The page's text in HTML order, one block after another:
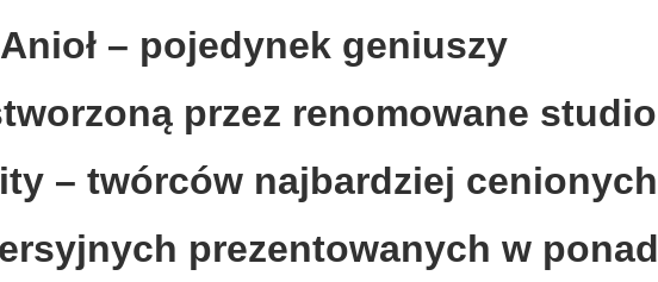
– pojedynek geniuszy
przez renomowane studio
– twórców najbardziej cenionych
prezentowanych w ponad